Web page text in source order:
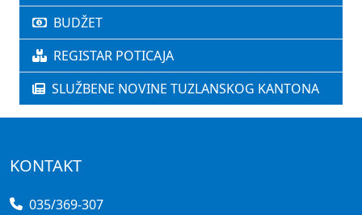
BUDŽET
REGISTAR POTICAJA
SLUŽBENE NOVINE TUZLANSKOG KANTONA
KONTAKT
035/369-307